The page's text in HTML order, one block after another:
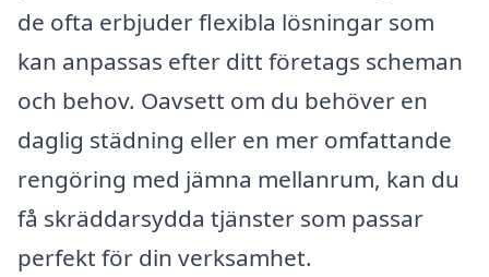
de ofta erbjuder flexibla lösningar som
kan anpassas efter ditt företags scheman
och behov. Oavsett om du behöver en
daglig städning eller en mer omfattande
rengöring med jämna mellanrum, kan du
få skräddarsydda tjänster som passar
perfekt för din verksamhet.